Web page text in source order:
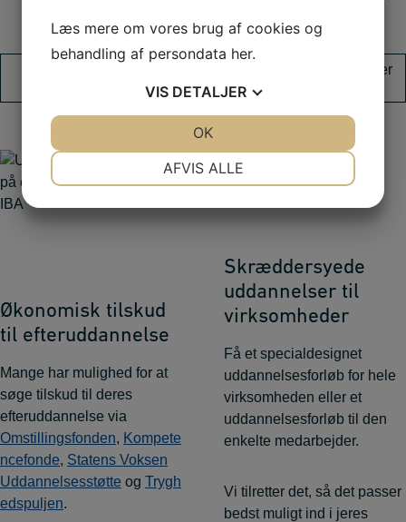
Hør om dine muligheder
Økonomisk tilskud
til efteruddannelse
Mange har mulighed for at
søge tilskud til deres
efteruddannelse via
Omstillingsfonden, Kompete
ncefonde, Statens Voksen
Uddannelsesstøtte og Trygh
edspuljen.
Skræddersyede
uddannelser til
virksomheder
Få et specialdesignet
uddannelsesforløb for hele
virksomheden eller et
uddannelsesforløb til den
enkelte medarbejder.
Vi tilretter det, så det passer
bedst muligt ind i jeres
Læs mere om vores brug af cookies og
behandling af persondata her.
VIS DETALJER
AFVIS ALLE
OK